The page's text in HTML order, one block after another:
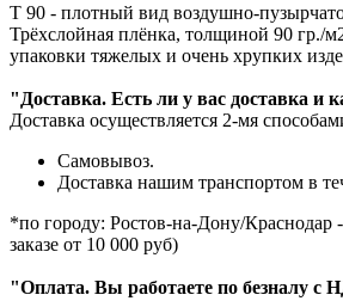
T 90 - плотный вид воздушно-
Трёхслойная плёнка, толщиной 90 гр./
упаковки тяжелых и очень хрупких
"Доставка. Есть ли у вас доставка и
Доставка осуществляется 2-мя
Самовывоз.
Доставка нашим транспортом в
*по городу: Ростов-на-Дону/Краснодар
заказе от 10 000 руб)
"Оплата. Вы работаете по безналу с